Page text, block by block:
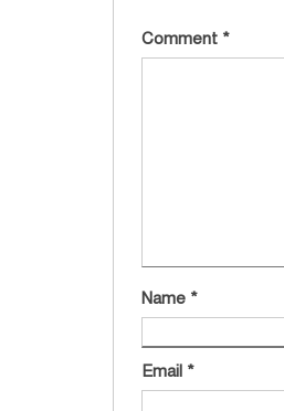
Comment *
Name *
Email *